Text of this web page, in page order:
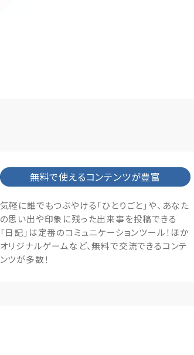
無料で使えるコンテンツが豊富
気軽に誰でもつぶやける「ひとりごと」や、あなた
の思い出や印象に残った出来事を投稿できる
「日記」は定番のコミュニケーションツール！ほか
オリジナルゲームなど、無料で交流できるコンテ
ンツが多数！